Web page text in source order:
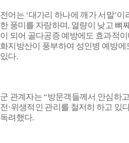
전어는 ‘대가리 하나에 깨가 서말’이
한 풍미를 자랑하며, 열량이 낮고 뼈
이 되어 골다공증 예방에도 효과적
화지방산이 풍부하여 성인병 예방
있다.
군 관계자는 “방문객들께서 안심하
전 ·위생적인 관리를 철저히 하고 있
독려했다.